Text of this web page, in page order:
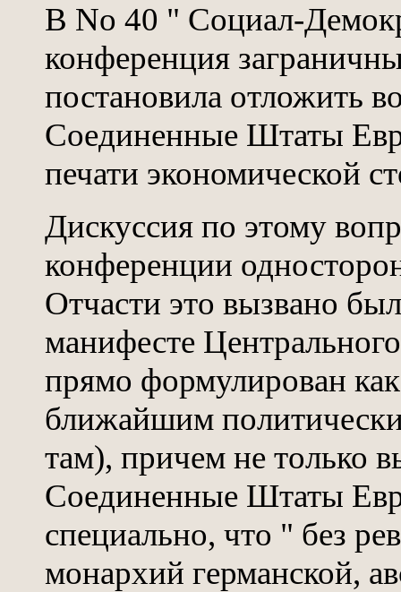
В No 40 " Социал-
конференция
постановила отложить
Соединенные Штаты
печати экономической
Дискуссия по этому
конференции
Отчасти это вызвано
манифесте
прямо формулирован
ближайшим
там), причем не только
Соединенные Штаты
специально, что " без
монархий германской,